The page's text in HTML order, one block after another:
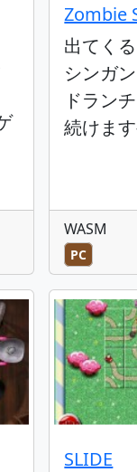
Zombie
出てく
シンガ
ドラン
続けま
WASM
PC
SLIDE